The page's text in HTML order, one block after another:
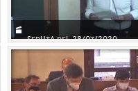
SEDUTA DEL 28/07/2020